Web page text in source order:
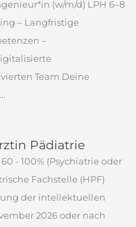
(w/m/d) LPH 6–8
– Langfristige
–
Team Deine
Pädiatrie
- 100% (Psychiatrie oder
Fachstelle (HPF)
der intellektuellen
2026 oder nach